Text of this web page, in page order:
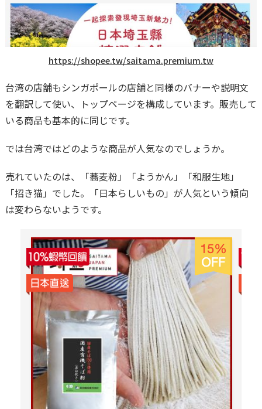
https://shopee.tw/saitama.premium.tw
台湾の店舗もシンガポールの店舗と同様のバナーや説明文
を翻訳して使い、トップページを構成しています。販売して
いる商品も基本的に同じです。
では台湾ではどのような商品が人気なのでしょうか。
売れていたのは、「蕎麦粉」「ようかん」「和服生地」
「招き猫」でした。「日本らしいもの」が人気という傾向
は変わらないようです。